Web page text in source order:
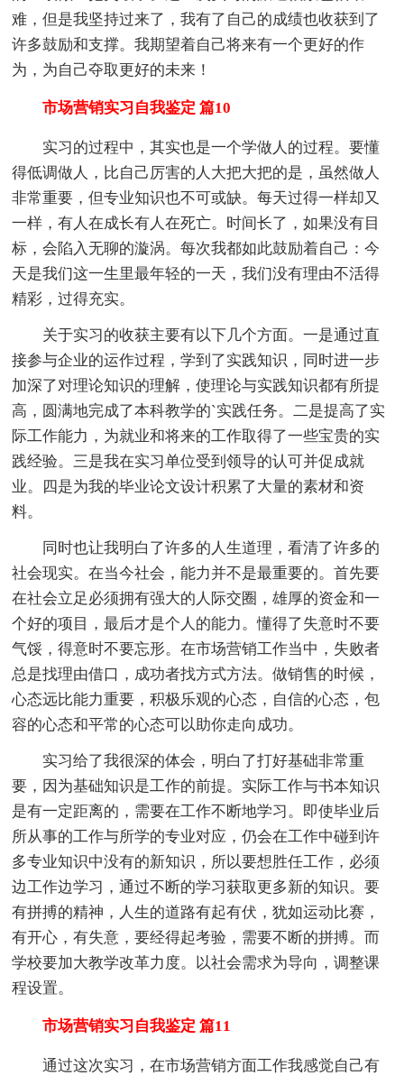
难，但是我坚持过来了，我有了自己的成绩也收获到了
许多鼓励和支撑。我期望着自己将来有一个更好的作
为，为自己夺取更好的未来！
市场营销实习自我鉴定 篇10
实习的过程中，其实也是一个学做人的过程。要懂
得低调做人，比自己厉害的人大把大把的是，虽然做人
非常重要，但专业知识也不可或缺。每天过得一样却又
一样，有人在成长有人在死亡。时间长了，如果没有目
标，会陷入无聊的漩涡。每次我都如此鼓励着自己：今
天是我们这一生里最年轻的一天，我们没有理由不活得
精彩，过得充实。
关于实习的收获主要有以下几个方面。一是通过直
接参与企业的运作过程，学到了实践知识，同时进一步
加深了对理论知识的理解，使理论与实践知识都有所提
高，圆满地完成了本科教学的`实践任务。二是提高了实
际工作能力，为就业和将来的工作取得了一些宝贵的实
践经验。三是我在实习单位受到领导的认可并促成就
业。四是为我的毕业论文设计积累了大量的素材和资
料。
同时也让我明白了许多的人生道理，看清了许多的
社会现实。在当今社会，能力并不是最重要的。首先要
在社会立足必须拥有强大的人际交圈，雄厚的资金和一
个好的项目，最后才是个人的能力。懂得了失意时不要
气馁，得意时不要忘形。在市场营销工作当中，失败者
总是找理由借口，成功者找方式方法。做销售的时候，
心态远比能力重要，积极乐观的心态，自信的心态，包
容的心态和平常的心态可以助你走向成功。
实习给了我很深的体会，明白了打好基础非常重
要，因为基础知识是工作的前提。实际工作与书本知识
是有一定距离的，需要在工作不断地学习。即使毕业后
所从事的工作与所学的专业对应，仍会在工作中碰到许
多专业知识中没有的新知识，所以要想胜任工作，必须
边工作边学习，通过不断的学习获取更多新的知识。要
有拼搏的精神，人生的道路有起有伏，犹如运动比赛，
有开心，有失意，要经得起考验，需要不断的拼搏。而
学校要加大教学改革力度。以社会需求为导向，调整课
程设置。
市场营销实习自我鉴定 篇11
通过这次实习，在市场营销方面工作我感觉自己有